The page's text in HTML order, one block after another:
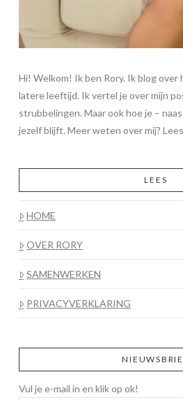
Hi! Welkom! Ik ben Rory. Ik blog over
latere leeftijd. Ik vertel je over mijn
strubbelingen. Maar ook hoe je –
jezelf blijft. Meer weten over mij?
LEES
HOME
OVER RORY
SAMENWERKEN
PRIVACYVERKLARING